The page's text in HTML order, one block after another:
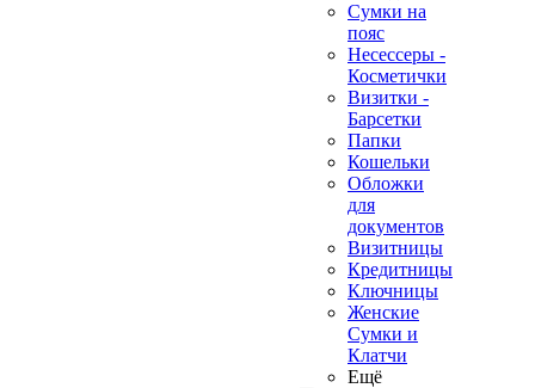
Сумки на
пояс
Несессеры -
Косметички
Визитки -
Барсетки
Папки
Кошельки
Обложки
для
документов
Визитницы
Кредитницы
Ключницы
Женские
Сумки и
Клатчи
Ещё